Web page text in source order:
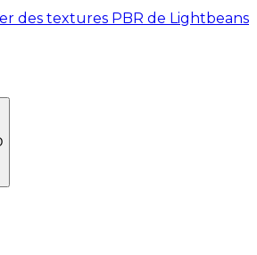
des textures PBR de Lightbeans